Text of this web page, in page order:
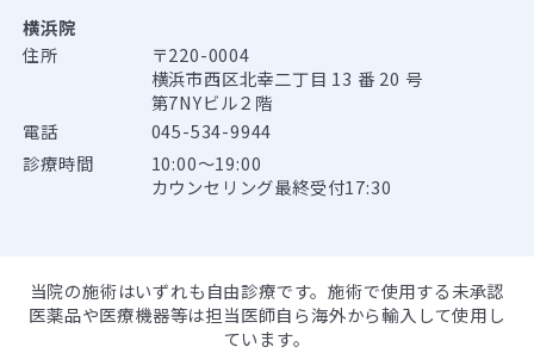
横浜院
住所
〒220-0004
横浜市西区北幸二丁目 13 番 20 号
第7NYビル２階
電話
045-534-9944
診療時間
10:00～19:00
カウンセリング最終受付17:30
当院の施術はいずれも自由診療です。施術で使用する未承認
医薬品や医療機器等は担当医師自ら海外から輸入して使用し
ています。